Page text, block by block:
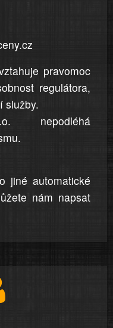
pravomoc
regulátora,
služby.
nepodléhá
jiné automatické
nám napsat